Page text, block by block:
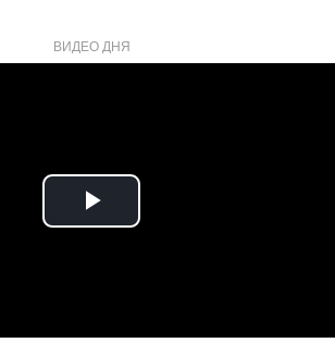
ВИДЕО ДНЯ
Play